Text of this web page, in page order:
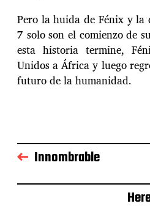
Pero la huida de Fénix y la
7 solo son el comienzo de
esta historia termine,
Unidos a África y luego
futuro de la humanidad.
Innombrable